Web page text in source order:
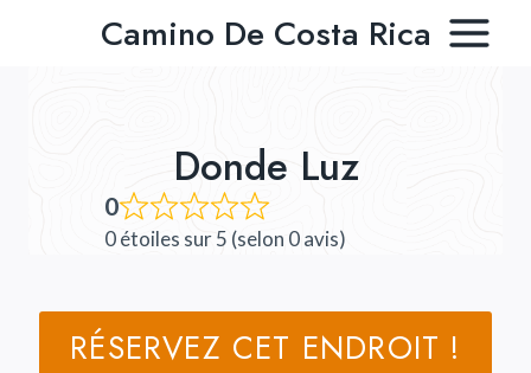
Camino De Costa Rica
Donde Luz
0
0 étoiles sur 5 (selon 0 avis)
RÉSERVEZ CET ENDROIT !